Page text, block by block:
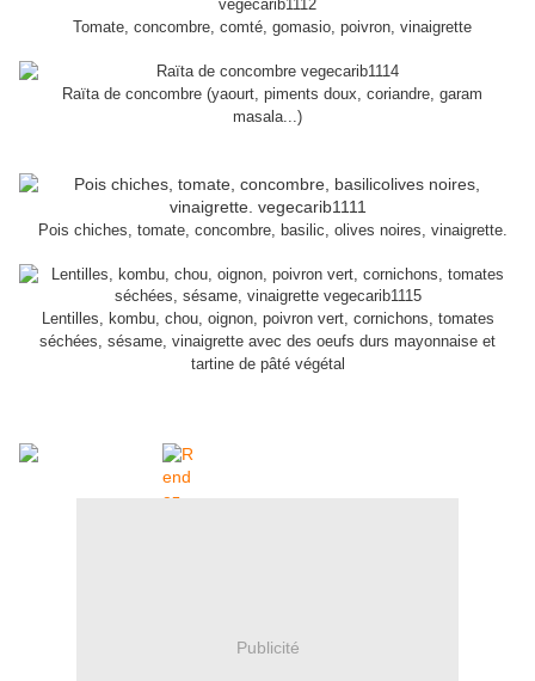
Tomate, concombre, comté, gomasio, poivron, vinaigrette
Raïta de concombre (yaourt, piments doux, coriandre, garam
masala...)
Pois chiches, tomate, concombre, basilic, olives noires, vinaigrette.
Lentilles, kombu, chou, oignon, poivron vert, cornichons, tomates
séchées, sésame, vinaigrette avec des oeufs durs mayonnaise et
tartine de pâté végétal
Publicité